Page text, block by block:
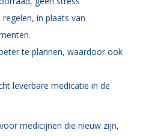
in plaats van
te plannen, waardoor ook
leverbare medicatie in de
medicijnen die nieuw zijn,